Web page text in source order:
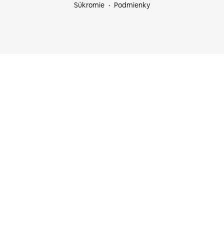
Súkromie
Podmienky